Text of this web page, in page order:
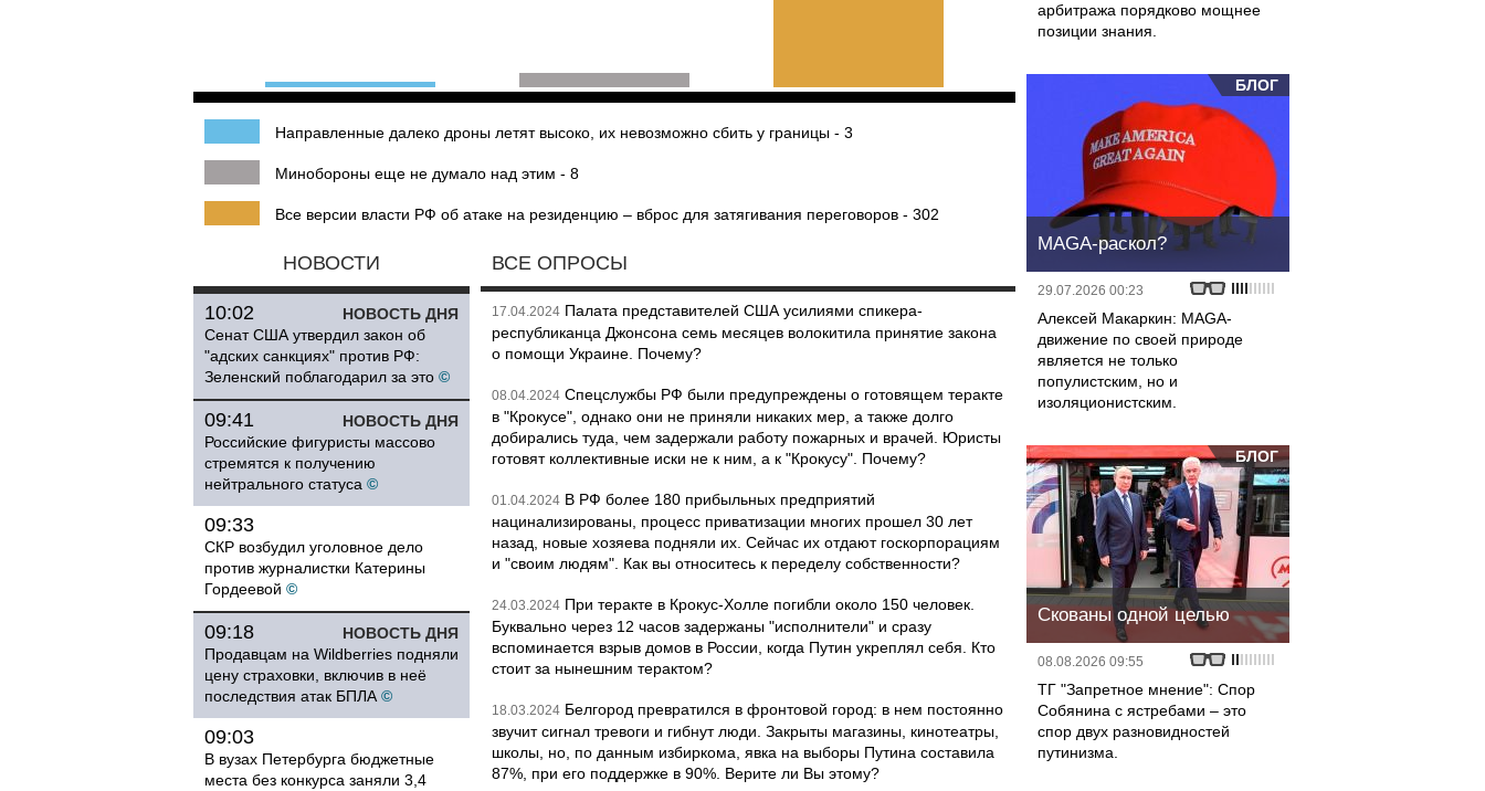
Направленные далеко дроны летят высоко, их невозможно сбить у границы - 3
Минобороны еще не думало над этим - 8
Все версии власти РФ об атаке на резиденцию – вброс для затягивания переговоров - 302
НОВОСТИ
НОВОСТЬ ДНЯ
10:02
Сенат США утвердил закон об
"адских санкциях" против РФ:
Зеленский поблагодарил за это ©
НОВОСТЬ ДНЯ
09:41
Российские фигуристы массово
стремятся к получению
нейтрального статуса ©
09:33
СКР возбудил уголовное дело
против журналистки Катерины
Гордеевой ©
НОВОСТЬ ДНЯ
09:18
Продавцам на Wildberries подняли
цену страховки, включив в неё
последствия атак БПЛА ©
09:03
В вузах Петербурга бюджетные
места без конкурса заняли 3,4
ВСЕ ОПРОСЫ
17.04.2024 Палата представителей США усилиями спикера-
республиканца Джонсона семь месяцев волокитила принятие закона
о помощи Украине. Почему?
08.04.2024 Спецслужбы РФ были предупреждены о готовящем теракте
в "Крокусе", однако они не приняли никаких мер, а также долго
добирались туда, чем задержали работу пожарных и врачей. Юристы
готовят коллективные иски не к ним, а к "Крокусу". Почему?
01.04.2024 В РФ более 180 прибыльных предприятий
нацинализированы, процесс приватизации многих прошел 30 лет
назад, новые хозяева подняли их. Сейчас их отдают госкорпорациям
и "своим людям". Как вы относитесь к переделу собственности?
24.03.2024 При теракте в Крокус-Холле погибли около 150 человек.
Буквально через 12 часов задержаны "исполнители" и сразу
вспоминается взрыв домов в России, когда Путин укреплял себя. Кто
стоит за нынешним терактом?
18.03.2024 Белгород превратился в фронтовой город: в нем постоянно
звучит сигнал тревоги и гибнут люди. Закрыты магазины, кинотеатры,
школы, но, по данным избиркома, явка на выборы Путина составила
87%, при его поддержке в 90%. Верите ли Вы этому?
арбитража порядково мощнее
позиции знания.
БЛОГ
MAGA-раскол?
29.07.2026 00:23
Алексей Макаркин: MAGA-
движение по своей природе
является не только
популистским, но и
изоляционистским.
БЛОГ
Скованы одной целью
08.08.2026 09:55
ТГ "Запретное мнение": Спор
Собянина с ястребами – это
спор двух разновидностей
путинизма.